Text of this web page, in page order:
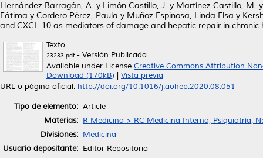
Hernández Barragán, A. y Limón Castillo, J. y Martínez Castillo, M.
Fátima y Cordero Pérez, Paula y Muñoz Espinosa, Linda Elsa y
and CXCL-10 as mediators of damage and hepatic repair in chronic
Texto
23233.pdf- Versión Publicada
Available under License Creative Commons Attribution
Download (170kB)
Vista previa
URL o página oficial: http://doi.org/10.1016/j.aohep.2020.08.051
Tipo de elemento: Article
Materias: R Medicina > RC Medicina Interna, Psiquiatría,
Divisiones: Medicina
Usuario depositante: Editor Repositorio